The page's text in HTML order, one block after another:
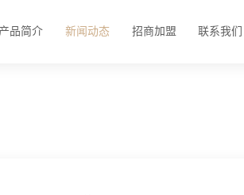
产品简介 新闻动态 招商加盟 联系我们